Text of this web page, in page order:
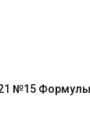
№15 Формулы